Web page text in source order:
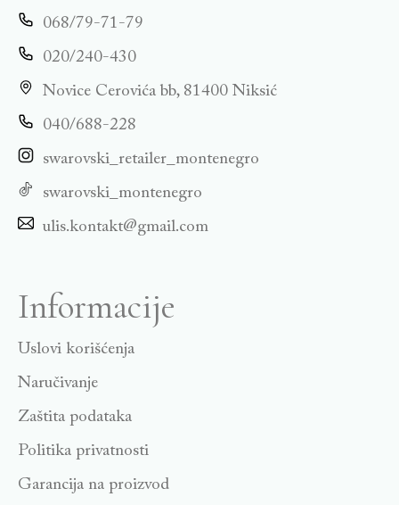
068/79-71-79
020/240-430
Novice Cerovića bb, 81400 Niksić
040/688-228
swarovski_retailer_montenegro
swarovski_montenegro
ulis.kontakt@gmail.com
Informacije
Uslovi korišćenja
Naručivanje
Zaštita podataka
Politika privatnosti
Garancija na proizvod